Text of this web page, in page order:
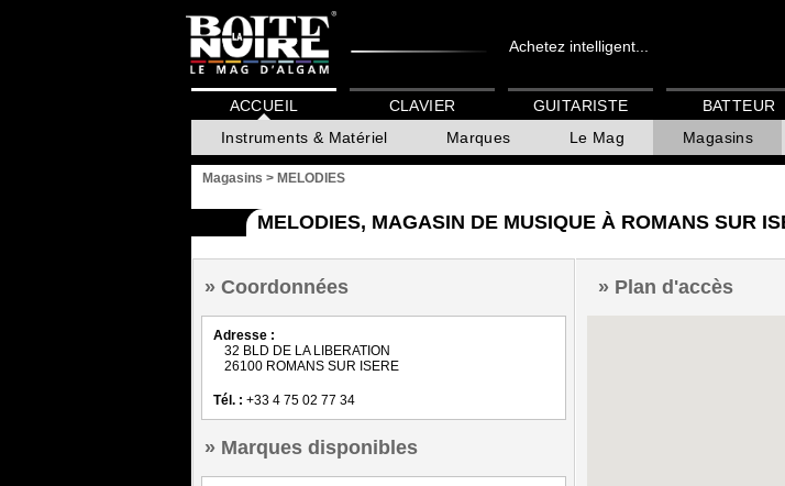
Achetez intelligent...
ACCUEIL
Instruments & Matériel
Marques Le Mag Magasins
CLAVIER GUITARISTE BATTEUR
Magasins > MELODIES
MELODIES, MAGASIN DE MUSIQUE À ROMANS SUR
Coordonnées
Adresse :
32 BLD DE LA LIBERATION
26100 ROMANS SUR ISERE
Tél. : +33 4 75 02 77 34
Marques disponibles
Plan d'accès